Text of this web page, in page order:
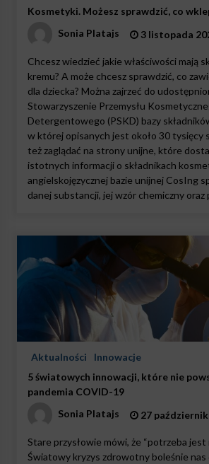
Kosmetyki. Możesz sprawdzić, co
Sonia Platajs
3 listopada
Chcesz wiedzieć jakie właściwości mają
kremu? A może chcesz sprawdzić, co
dla dziecka? Można zajrzeć do
Stowarzyszenie Przemysłu
Detergentowego (PSKD) bazy
w której opisanych jest około 30 tysięcy
też zaglądać na strony unijne, które
istotnych informacji o składnikach
angielskojęzycznej bazie unijnej CosIng
danej substancji, jej wzór chemiczny
Aktualności
Innowacje
5 światowych innowacji, które nie
pandemia COVID-19
Sonia Platajs
27
Stare przysłowie mówi, że “potrzeba jest
Światowy kryzys zdrowotny boleśnie nas